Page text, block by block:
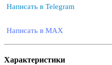
Написать в Telegram
Написать в MAX
Характеристики